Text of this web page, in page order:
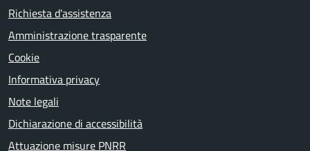
Richiesta d'assistenza
Amministrazione trasparente
Cookie
Informativa privacy
Note legali
Dichiarazione di accessibilità
Attuazione misure PNRR